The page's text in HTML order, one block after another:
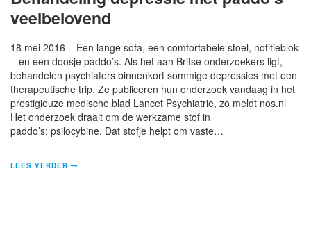
veelbelovend
18 mei 2016 – Een lange sofa, een comfortabele stoel, notitieblok
– en een doosje paddo’s. Als het aan Britse onderzoekers ligt,
behandelen psychiaters binnenkort sommige depressies met een
therapeutische trip. Ze publiceren hun onderzoek vandaag in het
prestigieuze medische blad Lancet Psychiatrie, zo meldt nos.nl
Het onderzoek draait om de werkzame stof in
paddo’s: psilocybine. Dat stofje helpt om vaste…
LEES VERDER